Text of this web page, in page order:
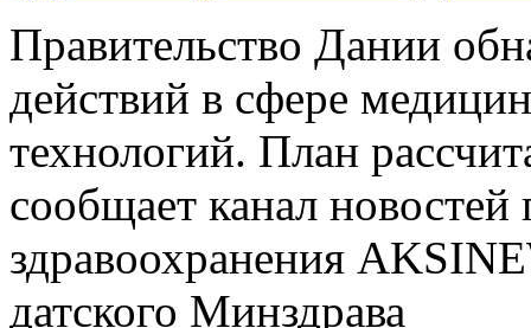
Правительство Дании
действий в сфере
технологий. План
сообщает канал
здравоохранения
датского Минздрава